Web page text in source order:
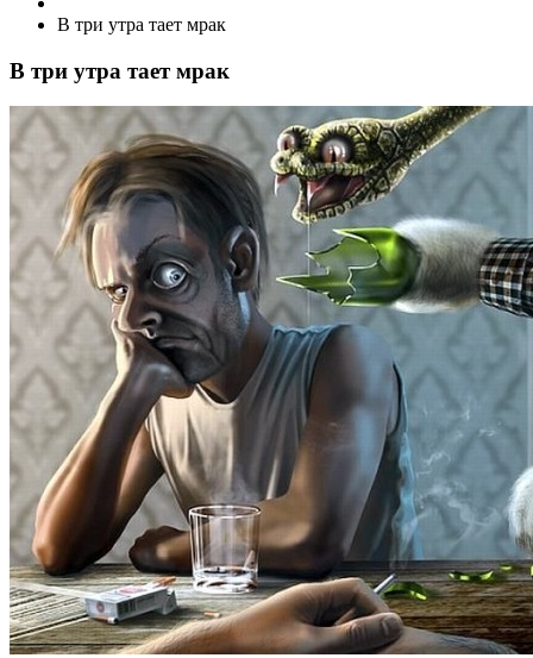
В три утра тает мрак
В три утра тает мрак